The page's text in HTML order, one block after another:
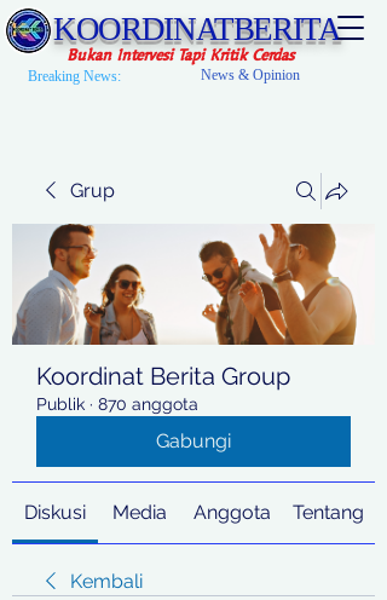
KOORDINATBERITA
Bukan Intervesi Tapi Kritik Cerdas
Breaking News: News & Opinion
Grup
Koordinat Berita Group
Publik · 870 anggota
Gabungi
Diskusi Media Anggota Tentang
Kembali